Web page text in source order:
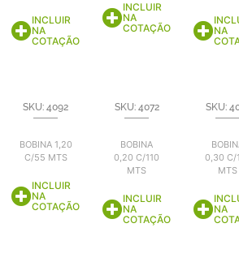
INCLUIR
NA
COTAÇÃO
INCLUIR
NA
COTAÇÃO
NA
SKU: 4092
BOBINA 1,20
C/55 MTS
INCLUIR
NA
COTAÇÃO
SKU: 4072
BOBINA
0,20 C/110
MTS
INCLUIR
NA
COTAÇÃO
SKU:
0,30 C/
MTS
NA